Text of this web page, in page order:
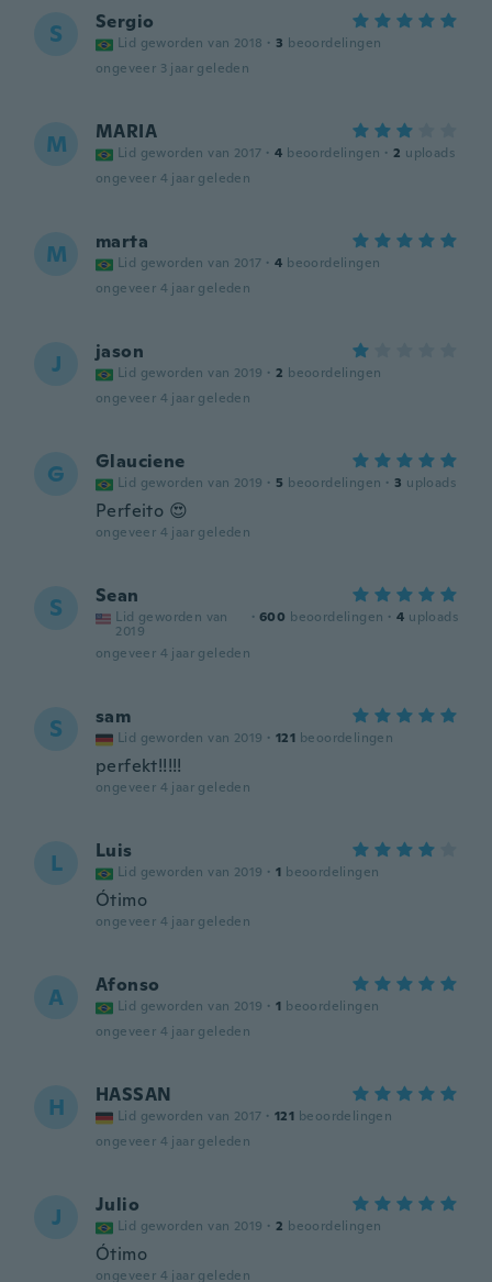
S Sergio
Lid geworden van 2018 · 3 beoordelingen
ongeveer 3 jaar geleden
M MARIA
Lid geworden van 2017 · 4 beoordelingen · 2 uploads
ongeveer 4 jaar geleden
M marta
Lid geworden van 2017 · 4 beoordelingen
ongeveer 4 jaar geleden
J jason
Lid geworden van 2019 · 2 beoordelingen
ongeveer 4 jaar geleden
G Glauciene
Lid geworden van 2019 · 5 beoordelingen · 3 uploads
Perfeito 😍
ongeveer 4 jaar geleden
S Sean
Lid geworden van
2019
· 600 beoordelingen · 4 uploads
ongeveer 4 jaar geleden
S sam
Lid geworden van 2019 · 121 beoordelingen
perfekt!!!!!
ongeveer 4 jaar geleden
L Luis
Lid geworden van 2019 · 1 beoordelingen
Ótimo
ongeveer 4 jaar geleden
A Afonso
Lid geworden van 2019 · 1 beoordelingen
ongeveer 4 jaar geleden
H HASSAN
Lid geworden van 2017 · 121 beoordelingen
ongeveer 4 jaar geleden
J Julio
Lid geworden van 2019 · 2 beoordelingen
Ótimo
ongeveer 4 jaar geleden